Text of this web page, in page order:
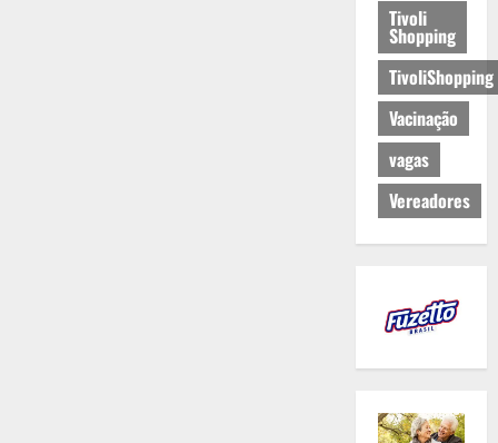
Tivoli
Shopping
TivoliShopping
Vacinação
vagas
Vereadores